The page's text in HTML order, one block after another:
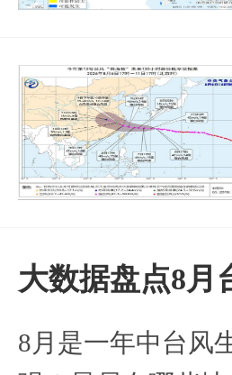
大数据盘点8月
8月是一年中台风